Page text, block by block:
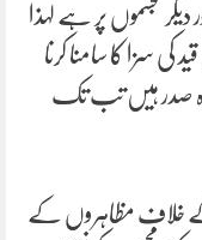
اور دیگر مجسموں پر ہے لہذا
حملہ کرنے والوں کو 10 سال قید کی سزا کا سامنا کرنا
صدر ہیں تب تک
خلاف مظاہروں کے